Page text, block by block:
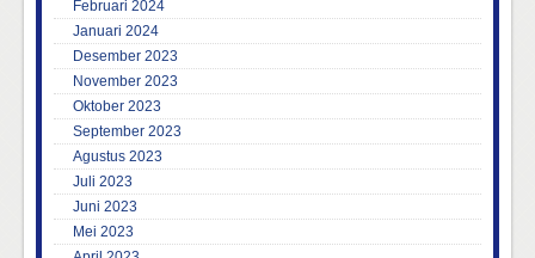
Februari 2024
Januari 2024
Desember 2023
November 2023
Oktober 2023
September 2023
Agustus 2023
Juli 2023
Juni 2023
Mei 2023